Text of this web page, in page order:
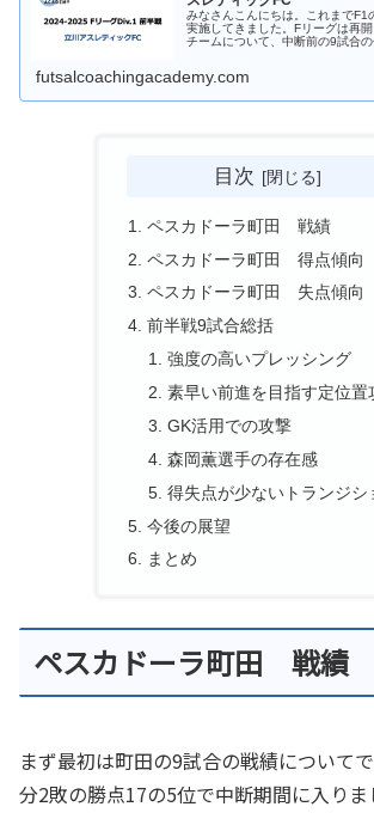
みなさんこんにちは。これまでF1
実施してきました。Fリーグは再
チームについて、中断前の9試合
futsalcoachingacademy.com
目次
ペスカドーラ町田 戦績
ペスカドーラ町田 得点傾向
ペスカドーラ町田 失点傾向
前半戦9試合総括
強度の高いプレッシング
素早い前進を目指す定位置
GK活用での攻撃
森岡薫選手の存在感
得失点が少ないトランジシ
今後の展望
まとめ
ペスカドーラ町田 戦績
まず最初は町田の9試合の戦績について
分2敗の勝点17の5位で中断期間に入りま